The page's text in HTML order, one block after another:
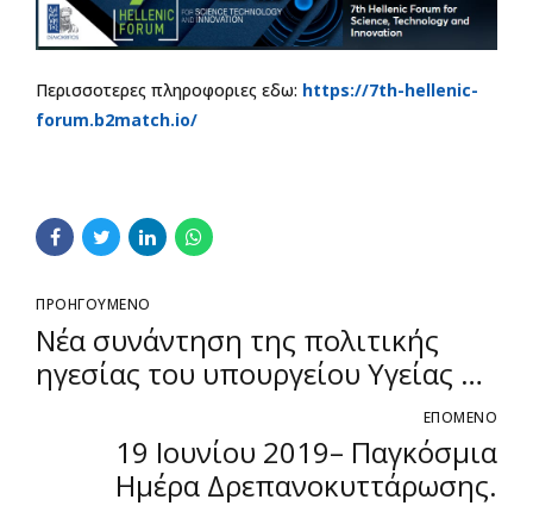
Περισσοτερες πληροφοριες εδω: https://7th-hellenic-
forum.b2match.io/
ΠΡΟΗΓΟΥΜΕΝΟ
Νέα συνάντηση της πολιτικής
ηγεσίας του υπουργείου Υγείας με
τη Συντονιστική Επιτροπή των
διαγνωστικών εργαστηρίων
ΕΠΟΜΕΝΟ
19 Ιουνίου 2019– Παγκόσμια
Ημέρα Δρεπανοκυττάρωσης.